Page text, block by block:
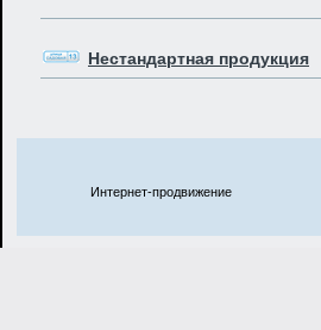
Нестандартная продукция
Интернет-продвижение